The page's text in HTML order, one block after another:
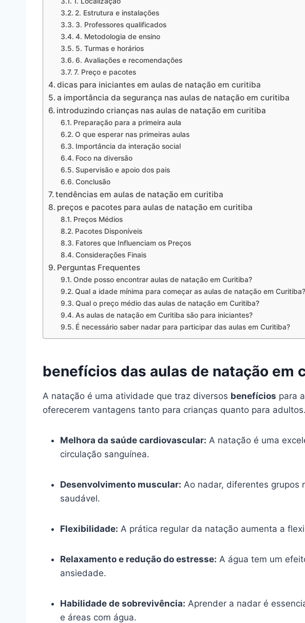
2. Estrutura e instalações
3. Professores qualificados
4. Metodologia de ensino
5. Turmas e horários
6. Avaliações e recomendações
7. Preço e pacotes
dicas para iniciantes em aulas de natação em curitiba
a importância da segurança nas aulas de natação em curitiba
introduzindo crianças nas aulas de natação em curitiba
Preparação para a primeira aula
O que esperar nas primeiras aulas
Importância da interação social
Foco na diversão
Supervisão e apoio dos pais
Conclusão
tendências em aulas de natação em curitiba
preços e pacotes para aulas de natação em curitiba
Preços Médios
Pacotes Disponíveis
Fatores que Influenciam os Preços
Considerações Finais
Perguntas Frequentes
Onde posso encontrar aulas de natação em Curitiba?
Qual a idade mínima para começar as aulas de natação em Curitiba?
Qual o preço médio das aulas de natação em Curitiba?
As aulas de natação em Curitiba são para iniciantes?
É necessário saber nadar para participar das aulas em Curitiba?
benefícios das aulas de natação em
A natação é uma atividade que traz diversos benefícios para
oferecerem vantagens tanto para crianças quanto para
Melhora da saúde cardiovascular: A natação é uma
circulação sanguínea.
Desenvolvimento muscular: Ao nadar, diferentes grupos
saudável.
Flexibilidade: A prática regular da natação aumenta a
Relaxamento e redução do estresse: A água tem um
ansiedade.
Habilidade de sobrevivência: Aprender a nadar é
e áreas com água.